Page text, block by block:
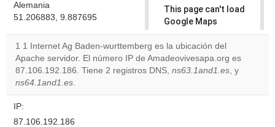
Alemania
51.206883, 9.887695
This page can't load
Google Maps
correctly.
Do you
own this
OK
1 1 Internet Ag Baden-wurttemberg es la ubicación del
Apache servidor. El número IP de Amadeovivesapa.org es
87.106.192.186. Tiene 2 registros DNS, ns63.1and1.es, y
ns64.1and1.es.
IP:
87.106.192.186